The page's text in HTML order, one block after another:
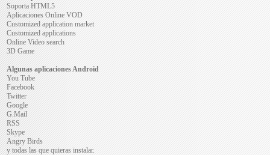
Soporta HTML5
Aplicaciones Online VOD
Customized application market
Customized applications
Online Video search
3D Game
Algunas aplicaciones Android
You Tube
Facebook
Twitter
Google
G.Mail
RSS
Skype
Angry Birds
y todas las que quieras instalar.